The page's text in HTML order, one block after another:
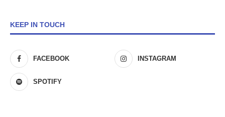
KEEP IN TOUCH
FACEBOOK INSTAGRAM
SPOTIFY